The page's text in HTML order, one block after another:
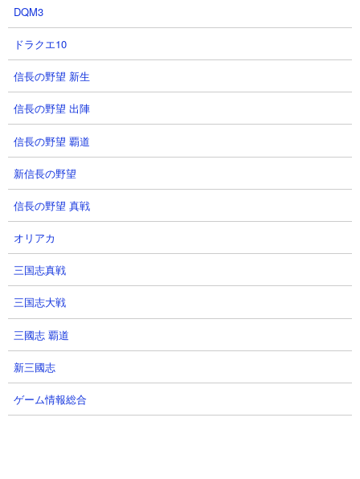
●ネコブリンキーCCの解説動画や活用シーン
１．ネコブリンキー 攻撃無効量産壁爆誕！ 性能紹介 にゃんこ大
戦争 パックマンコラボ
２．ネコブリンキー 防御最強の攻撃無効をゲットした安価キャ
DQM3
ドラクエ10
信長の野望 新生
信長の野望 出陣
信長の野望 覇道
新信長の野望
信長の野望 真戦
オリアカ
三国志真戦
三国志大戦
三國志 覇道
新三國志
ゲーム情報総合